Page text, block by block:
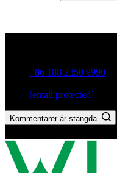
+86 188 2350 9990
[email protected]
Kommentarer är stängda.